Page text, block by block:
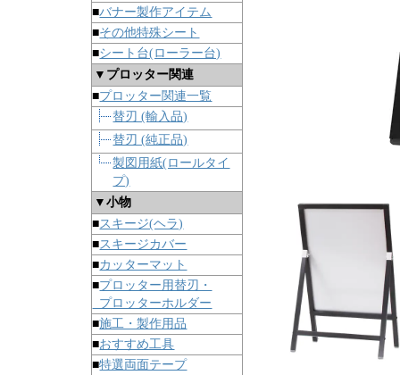
■バナー製作アイテム
■その他特殊シート
■シート台(ローラー台)
▼プロッター関連
■プロッター関連一覧
替刃 (輸入品)
替刃 (純正品)
製図用紙(ロールタイ
プ)
▼小物
■スキージ(ヘラ)
■スキージカバー
■カッターマット
■プロッター用替刃・
プロッターホルダー
■施工・製作用品
■おすすめ工具
■特選両面テープ